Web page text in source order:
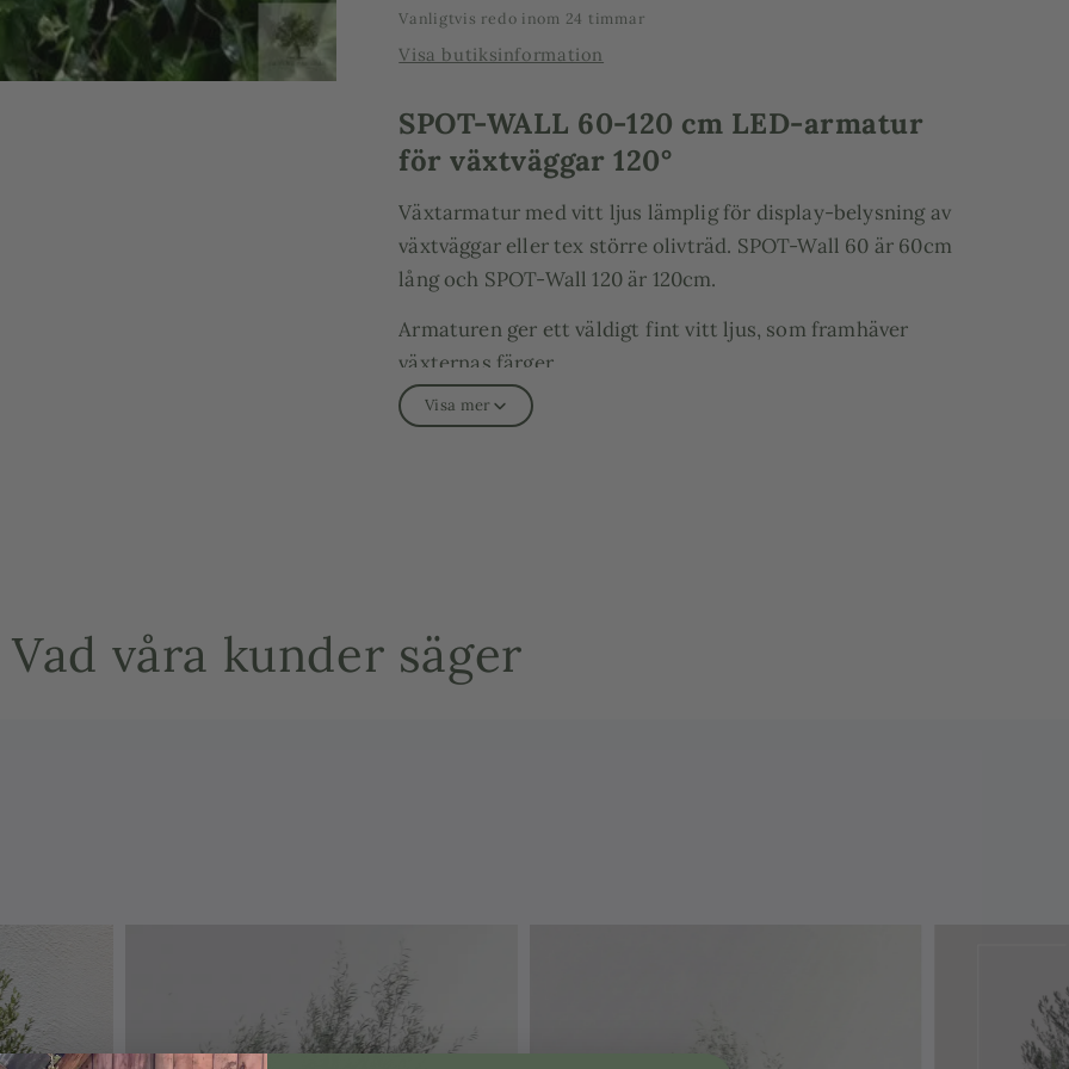
Vanligtvis redo inom 24 timmar
Visa butiksinformation
SPOT-WALL 60-120 cm LED-armatur
för växtväggar 120°
Växtarmatur med vitt ljus lämplig för display-belysning av
växtväggar eller tex större olivträd. SPOT-Wall 60 är 60cm
lång och SPOT-Wall 120 är 120cm.
Armaturen ger ett väldigt fint vitt ljus, som framhäver
växternas färger.
Den har LED-chip med våglängder som passar
Modell: Spot Wall 60
Effekt: 30 Watt, Dimbar
Kylning: Passiv
IP klass: IP 65
Visa mer
Vad våra kunder säger